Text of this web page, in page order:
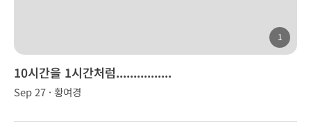
1
10시간을 1시간처럼................
Sep 27 · 황여경